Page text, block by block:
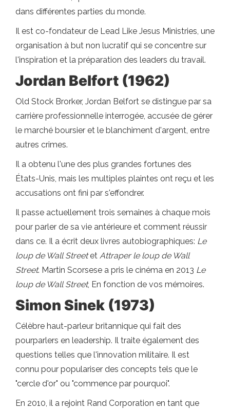
dans différentes parties du monde.
Il est co-fondateur de Lead Like Jesus Ministries, une
organisation à but non lucratif qui se concentre sur
l'inspiration et la préparation des leaders du travail.
Jordan Belfort (1962)
Old Stock Brorker, Jordan Belfort se distingue par sa
carrière professionnelle interrogée, accusée de gérer
le marché boursier et le blanchiment d'argent, entre
autres crimes.
Il a obtenu l'une des plus grandes fortunes des
États-Unis, mais les multiples plaintes ont reçu et les
accusations ont fini par s'effondrer.
Il passe actuellement trois semaines à chaque mois
pour parler de sa vie antérieure et comment réussir
dans ce. Il a écrit deux livres autobiographiques: Le
loup de Wall Streetet Attraper le loup de Wall
Street. Martin Scorsese a pris le cinéma en 2013 Le
loup de Wall Street, En fonction de vos mémoires.
Simon Sinek (1973)
Célèbre haut-parleur britannique qui fait des
pourparlers en leadership. Il traite également des
questions telles que l'innovation militaire. Il est
connu pour populariser des concepts tels que le
"cercle d'or" ou "commence par pourquoi".
En 2010, il a rejoint Rand Corporation en tant que